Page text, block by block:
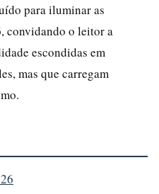
para iluminar as
convidando o leitor a
escondidas em
mas que carregam